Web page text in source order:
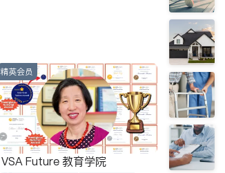
精英会员
VSA Future 教育学院